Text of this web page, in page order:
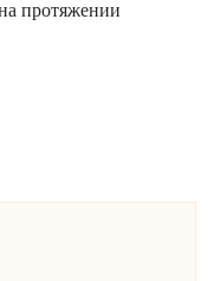
протяжении